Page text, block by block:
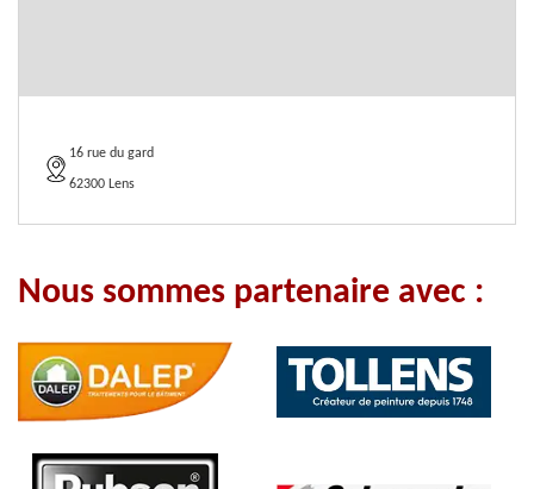
16 rue du gard
62300 Lens
Nous sommes partenaire avec :